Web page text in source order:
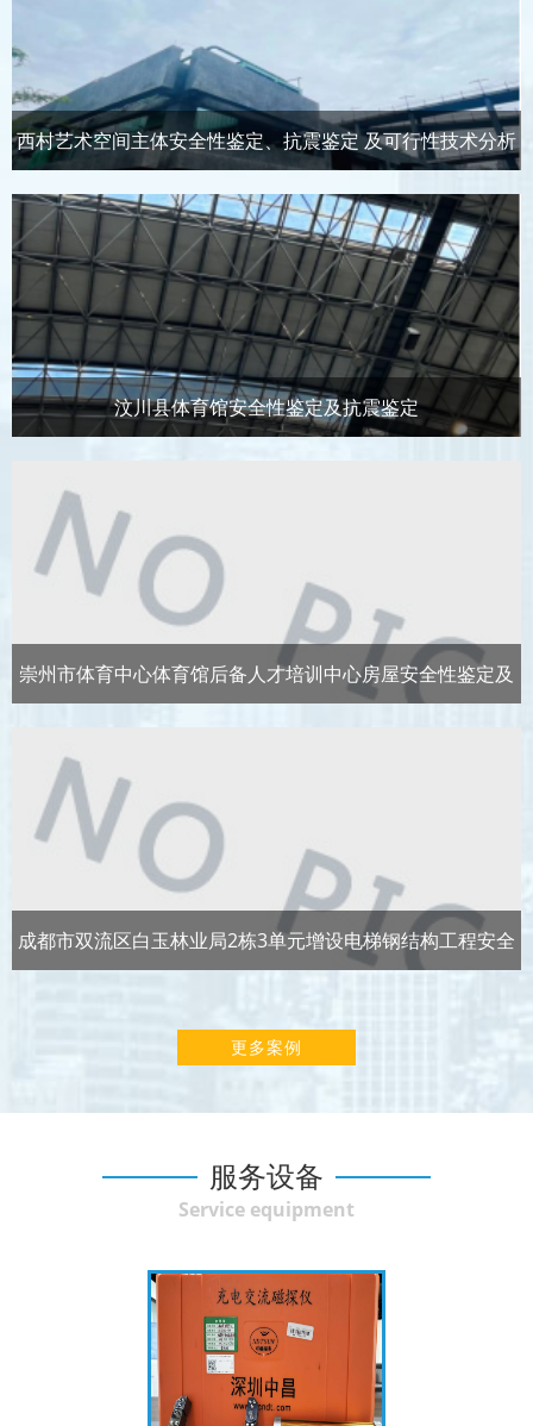
西村艺术空间主体安全性鉴定、抗震鉴定 及可行性技术分析
汶川县体育馆安全性鉴定及抗震鉴定
崇州市体育中心体育馆后备人才培训中心房屋安全性鉴定及
成都市双流区白玉林业局2栋3单元增设电梯钢结构工程安全
更多案例
服务设备
Service equipment